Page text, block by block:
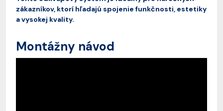
zákazníkov, ktorí hľadajú spojenie funkčnosti, estetiky
a vysokej kvality.
Montážny návod